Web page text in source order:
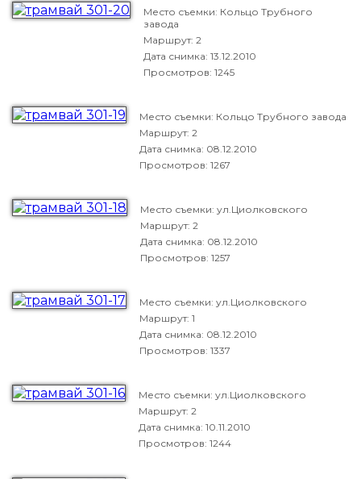
Место съемки: Кольцо Трубного
завода
Маршрут: 2
Дата снимка: 13.12.2010
Просмотров: 1245
Место съемки: Кольцо Трубного завода
Маршрут: 2
Дата снимка: 08.12.2010
Просмотров: 1267
Место съемки: ул.Циолковского
Маршрут: 2
Дата снимка: 08.12.2010
Просмотров: 1257
Место съемки: ул.Циолковского
Маршрут: 1
Дата снимка: 08.12.2010
Просмотров: 1337
Место съемки: ул.Циолковского
Маршрут: 2
Дата снимка: 10.11.2010
Просмотров: 1244